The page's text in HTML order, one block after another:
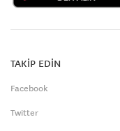
TAKİP EDİN
Facebook
Twitter